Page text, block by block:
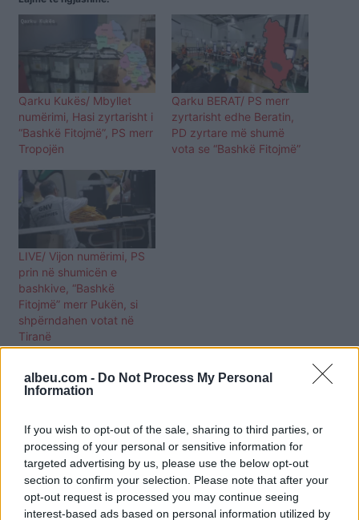
albeu.com - Do Not Process My Personal
Information
If you wish to opt-out of the sale, sharing to third parties, or
processing of your personal or sensitive information for
targeted advertising by us, please use the below opt-out
section to confirm your selection. Please note that after your
opt-out request is processed you may continue seeing
interest-based ads based on personal information utilized by
Qarku Kukës/ Mbyllet
numërimi, Hasi zyrtarisht i
“Bashkë Fitojmë”, PS merr
Tropojën
Qarku BERAT/ PS merr
zyrtarisht edhe Beratin,
PD zyrtare më shumë
vota se “Bashkë Fitojmë”
LIVE/ Vijon numërimi, PS
prin në shumicën e
bashkive, “Bashkë
Fitojmë” merr Pukën, si
shpërndahen votat në
Tiranë